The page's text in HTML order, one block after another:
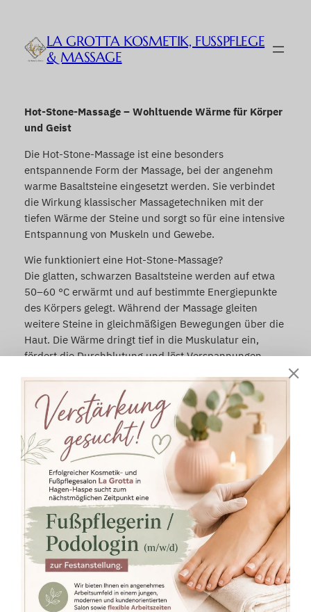
springenLA GROTTA KOSMETIK, FUSSPFLEGE &
MASSAGE
Hot-Stone-Massage – Wohltuende Wärme für Körper
und Geist
Die Hot-Stone-Massage ist eine besonders
entspannende Form der Massage, bei der angenehm
warme Basaltsteine eingesetzt werden. Sie verbindet
die Wirkung klassischer Massagetechniken mit der
tiefen Wärme der Steine und sorgt so für eine intensive
Entspannung von Muskeln und Gewebe.
Wie funktioniert eine Hot-Stone-Massage?
Die glatten, schwarzen Basaltsteine werden auf etwa
50–60 °C erwärmt und auf bestimmte Energiepunkte
des Körpers gelegt. Während der Massage gleiten
weitere Steine in gleichmäßigen Bewegungen über die
Haut. Die Wärme dringt tief in die Muskulatur ein,
fördert die Durchblutung und löst Verspannungen
Was bewirkt die Hot-Stone-Massage:
•Tiefe Muskelentspannung durch wohltuende Wärme
•Stressabbau und Beruhigung des Nervensystems
•Förderung der Durchblutung und des Stoffwechsels
•Verbesserung des allgemeinen Wohlbefindens
•Hilfe beim Loslassen von Alltagsbelastungen
Ganzkörpermassage :
Dauer: ca. 75 Min. / 85,- €
Rückenmasssge :
Dauer: ca. 40 Min. / 55,- €
Zurück zur Startseite
Termin vereinbaren